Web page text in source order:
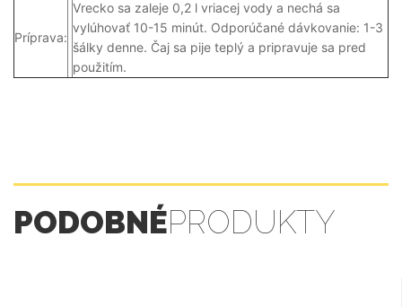
Príprava:
Vrecko sa zaleje 0,2 l vriacej vody a nechá sa
vylúhovať 10-15 minút. Odporúčané dávkovanie: 1-3
šálky denne. Čaj sa pije teplý a pripravuje sa pred
použitím.
PODOBNÉPRODUKTY